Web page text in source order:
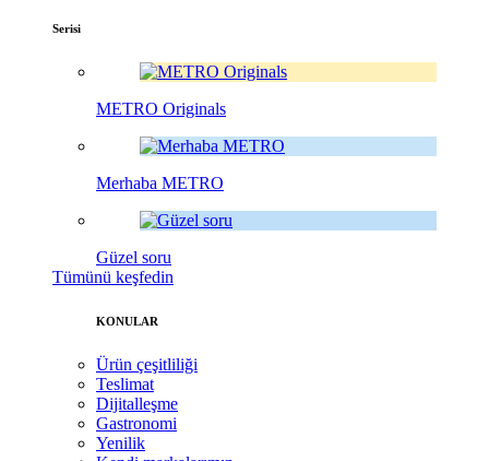
Serisi
METRO Originals
Merhaba METRO
Güzel soru
Tümünü keşfedin
KONULAR
Ürün çeşitliliği
Teslimat
Dijitalleşme
Gastronomi
Yenilik